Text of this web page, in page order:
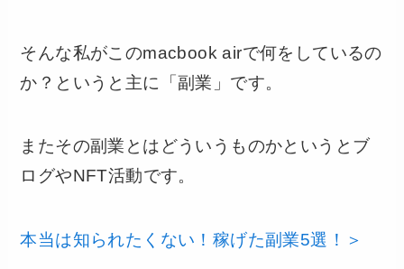
そんな私がこのmacbook airで何をしているの
か？というと主に「副業」です。
またその副業とはどういうものかというとブ
ログやNFT活動です。
本当は知られたくない！稼げた副業5選！＞